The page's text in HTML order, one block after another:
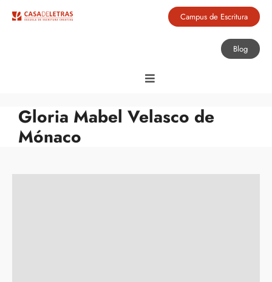
Campus de Escritura
Blog
Gloria Mabel Velasco de
Mónaco